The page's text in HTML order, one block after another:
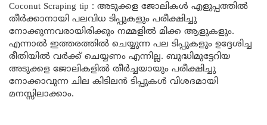
Coconut Scraping tip : അടുക്കള ജോലികൾ എളുപ്പത്തിൽ
തീർക്കാനായി പലവിധ ടിപ്പുകളും പരീക്ഷിച്ചു
നോക്കുന്നവരായിരിക്കും നമ്മളിൽ മിക്ക ആളുകളും.
എന്നാൽ ഇത്തരത്തിൽ ചെയ്യുന്ന പല ടിപ്പുകളും ഉദ്ദേശിച്ച
രീതിയിൽ വർക്ക് ചെയ്യണം എന്നില്ല. ബുദ്ധിമുട്ടേറിയ
അടുക്കള ജോലികളിൽ തീർച്ചയായും പരീക്ഷിച്ചു
നോക്കാവുന്ന ചില കിടിലൻ ടിപ്പുകൾ വിശദമായി
മനസ്സിലാക്കാം.